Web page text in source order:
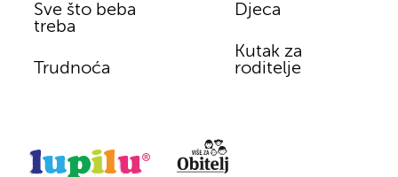
Sve što beba
treba
Trudnoća
Djeca
Kutak za
roditelje